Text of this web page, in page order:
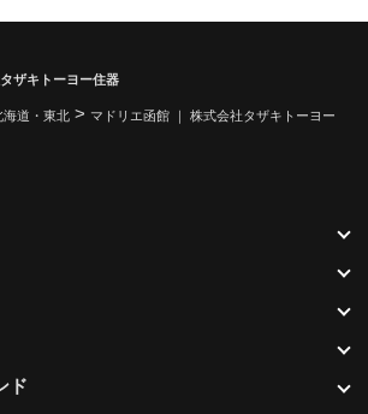
ザキトーヨー住器
海道・東北 > マドリエ函館 ｜ 株式会社タザキトーヨー
ド